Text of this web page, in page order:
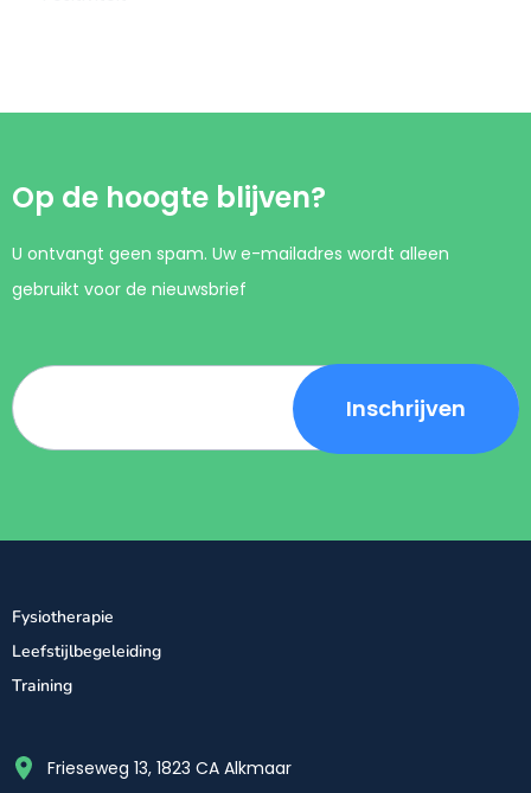
Op de hoogte blijven?
U ontvangt geen spam. Uw e-mailadres wordt alleen
gebruikt voor de nieuwsbrief
Fysiotherapie
Leefstijlbegeleiding
Training
Frieseweg 13, 1823 CA Alkmaar